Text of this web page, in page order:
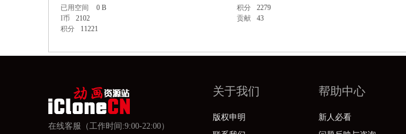
虚
已用空间
0 B 积分 2279
I币
2102 贡献 43
积分
11221
在线客服（工作时间:9:00-22:00）
关于我们
版权申明
帮助中心
新人必看